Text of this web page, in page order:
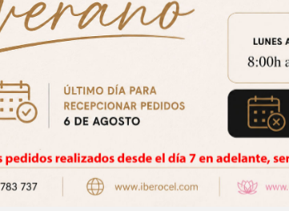
Lavanda (10 Ml.)
Limón (10 Ml.)
¡Regístrate para acceder a los precios y
Puedes hacerlo desde